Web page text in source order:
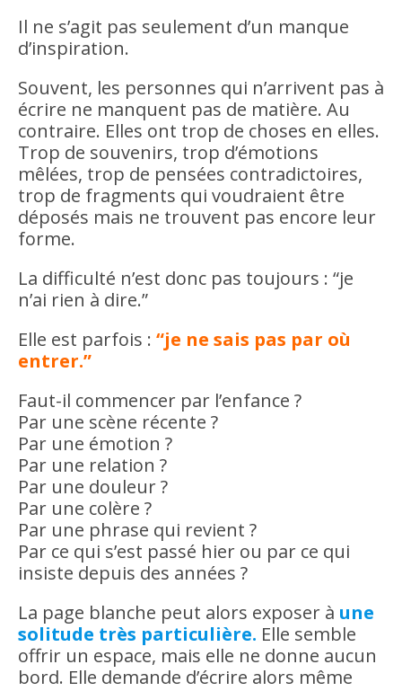
Il ne s’agit pas seulement d’un manque
d’inspiration.
Souvent, les personnes qui n’arrivent pas à
écrire ne manquent pas de matière. Au
contraire. Elles ont trop de choses en elles.
Trop de souvenirs, trop d’émotions
mêlées, trop de pensées contradictoires,
trop de fragments qui voudraient être
déposés mais ne trouvent pas encore leur
forme.
La difficulté n’est donc pas toujours : “je
n’ai rien à dire.”
Elle est parfois : “je ne sais pas par où
entrer.”
Faut-il commencer par l’enfance ?
Par une scène récente ?
Par une émotion ?
Par une relation ?
Par une douleur ?
Par une colère ?
Par une phrase qui revient ?
Par ce qui s’est passé hier ou par ce qui
insiste depuis des années ?
La page blanche peut alors exposer à une
solitude très particulière. Elle semble
offrir un espace, mais elle ne donne aucun
bord. Elle demande d’écrire alors même